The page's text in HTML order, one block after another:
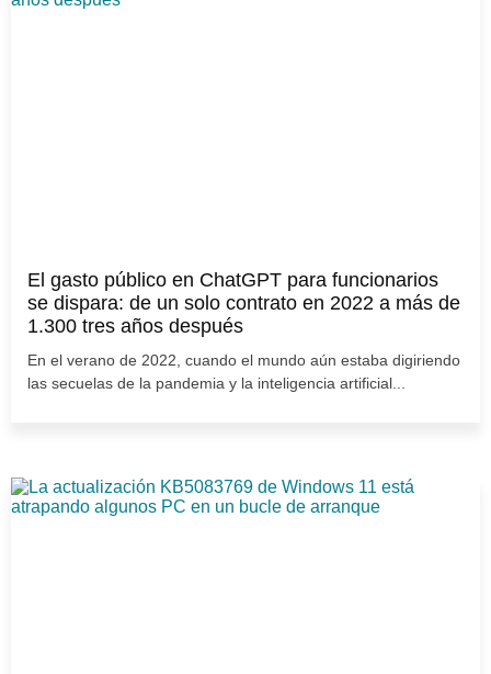
El gasto público en ChatGPT para funcionarios
se dispara: de un solo contrato en 2022 a más de
1.300 tres años después
En el verano de 2022, cuando el mundo aún estaba digiriendo
las secuelas de la pandemia y la inteligencia artificial...